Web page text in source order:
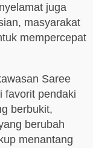
juga
masyarakat
mempercepat
Saree
favorit pendaki
berbukit,
berubah
menantang